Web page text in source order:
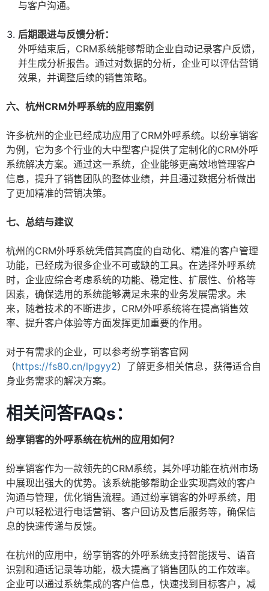
与客户沟通。
后期跟进与反馈分析：
外呼结束后，CRM系统能够帮助企业自动记录客户反馈，
并生成分析报告。通过对数据的分析，企业可以评估营销
效果，并调整后续的销售策略。
六、杭州CRM外呼系统的应用案例
许多杭州的企业已经成功应用了CRM外呼系统。以纷享销客
为例，它为多个行业的大中型客户提供了定制化的CRM外呼
系统解决方案。通过这一系统，企业能够更高效地管理客户
信息，提升了销售团队的整体业绩，并且通过数据分析做出
了更加精准的营销决策。
七、总结与建议
杭州的CRM外呼系统凭借其高度的自动化、精准的客户管理
功能，已经成为很多企业不可或缺的工具。在选择外呼系统
时，企业应综合考虑系统的功能、稳定性、扩展性、价格等
因素，确保选用的系统能够满足未来的业务发展需求。未
来，随着技术的不断进步，CRM外呼系统将在提高销售效
率、提升客户体验等方面发挥更加重要的作用。
对于有需求的企业，可以参考纷享销客官网
（https://fs80.cn/lpgyy2）了解更多相关信息，获得适合自
身业务需求的解决方案。
相关问答FAQs：
纷享销客的外呼系统在杭州的应用如何？
纷享销客作为一款领先的CRM系统，其外呼功能在杭州市场
中展现出强大的优势。该系统能够帮助企业实现高效的客户
沟通与管理，优化销售流程。通过纷享销客的外呼系统，用
户可以轻松进行电话营销、客户回访及售后服务等，确保信
息的快速传递与反馈。
在杭州的应用中，纷享销客的外呼系统支持智能拨号、语音
识别和通话记录等功能，极大提高了销售团队的工作效率。
企业可以通过系统集成的客户信息，快速找到目标客户，减